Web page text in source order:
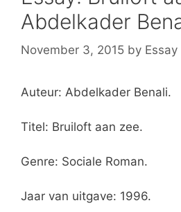
Abdelkader
November 3, 2015 by
Auteur: Abdelkader Benali.
Titel: Bruiloft aan zee.
Genre: Sociale Roman.
Jaar van uitgave: 1996.